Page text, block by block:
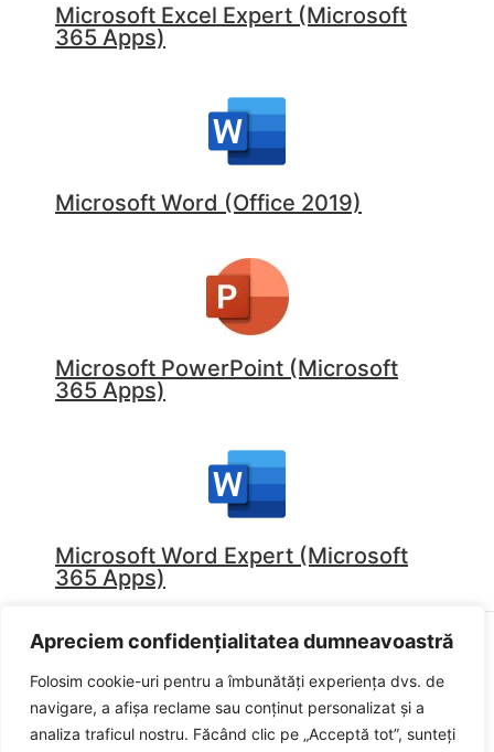
Apreciem confidențialitatea dumneavoastră
Folosim cookie-uri pentru a îmbunătăți experiența dvs. de
navigare, a afișa reclame sau conținut personalizat și a
analiza traficul nostru. Făcând clic pe „Acceptă tot”, sunteți
Microsoft Excel Expert (Microsoft
365 Apps)
Microsoft Word (Office 2019)
Microsoft PowerPoint (Microsoft
365 Apps)
Microsoft Word Expert (Microsoft
365 Apps)
Politica de confidențialitate
Politica de cookies
Termeni și condiții